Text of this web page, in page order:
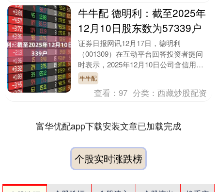
牛牛配 德明利：截至2025年
12月10日股东数为57339户
证券日报网讯12月17日，德明利
（001309）在互动平台回答投资者提问
时表示，2025年12月10日公司含信用账
户合并股东名册的股东数为57339户。....
牛牛配
查看：97 分类：西藏炒股配资
富华优配app下载安装文章已加载完成
个股实时涨跌榜